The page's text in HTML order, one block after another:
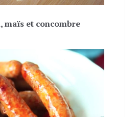
maïs et concombre